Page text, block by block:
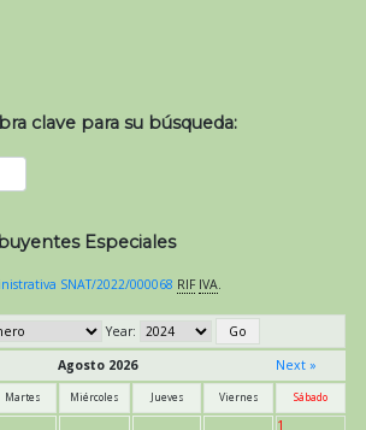
clave para su búsqueda:
Especiales
SNAT/2022/000068 RIF IVA
Year:
Agosto 2026 Next »
Martes Miércoles Jueves Viernes Sábado
1